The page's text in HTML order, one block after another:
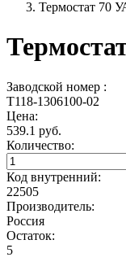
Термостат 70
Заводской номер :
Т118-1306100-02
Цена:
539.1 руб.
Количество:
Код внутренний:
22505
Производитель:
Россия
Остаток:
5